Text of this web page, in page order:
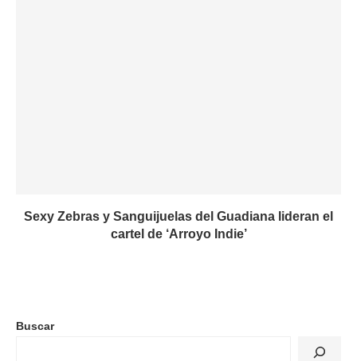
Sexy Zebras y Sanguijuelas del Guadiana lideran el
cartel de ‘Arroyo Indie’
Buscar